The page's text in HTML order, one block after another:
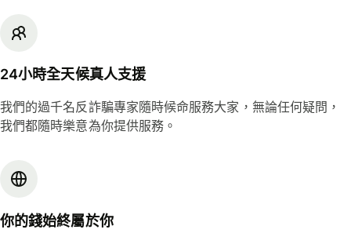
24小時全天候真人支援
我們的過千名反詐騙專家隨時候命服務大家，無論任何疑問，
我們都隨時樂意為你提供服務。
你的錢始終屬於你